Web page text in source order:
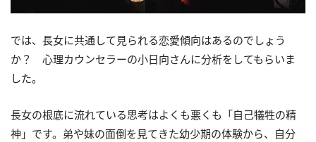
では、長女に共通して見られる恋愛傾向はあるのでしょう
か？ 心理カウンセラーの小日向さんに分析をしてもらいま
した。
長女の根底に流れている思考はよくも悪くも「自己犠牲の精
神」です。弟や妹の面倒を見てきた幼少期の体験から、自分